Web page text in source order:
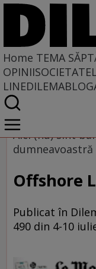
Home TEMA
OPINIISOCIETATE
LINEDILEMABLOG
Home
Tema săptămînii
Aici (nu) sînt
dumneavoastră
Offshore
Publicat în
490 din 4-10